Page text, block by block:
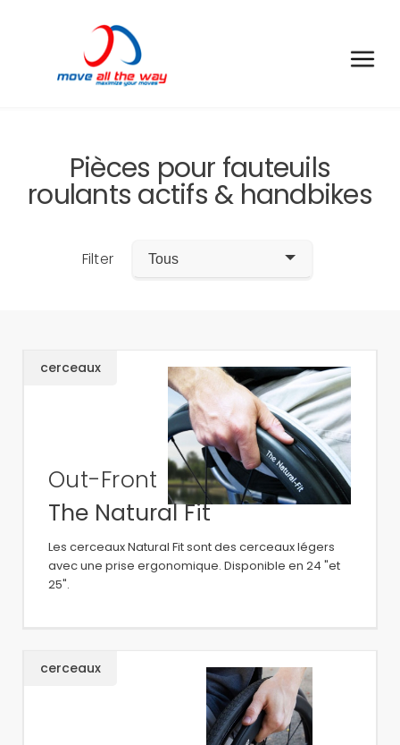
Pièces pour fauteuils
roulants actifs & handbikes
Filter Tous
cerceaux
Out-Front
The Natural Fit
Les cerceaux Natural Fit sont des cerceaux légers
avec une prise ergonomique. Disponible en 24 "et
25".
cerceaux